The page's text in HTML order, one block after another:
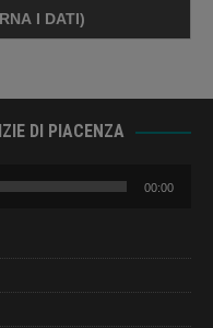
DI PIACENZA
00:00